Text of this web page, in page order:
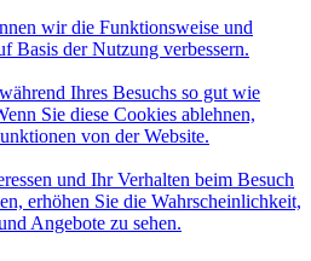
wir die Funktionsweise und
Basis der Nutzung verbessern.
Ihres Besuchs so gut wie
Sie diese Cookies ablehnen,
von der Website.
und Ihr Verhalten beim Besuch
erhöhen Sie die Wahrscheinlichkeit,
Angebote zu sehen.